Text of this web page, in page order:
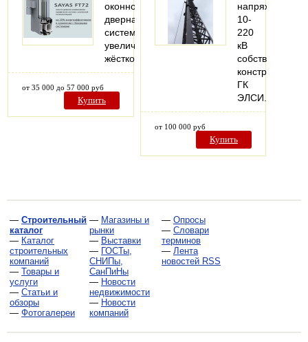
оконно-
дверная
система
увеличенной
жёсткости.
от 35 000 до 57 000 руб
Купить
напряжением
10-
220
кВ
собственной
конструкции
ГК
ЭЛСИ.
от 100 000 руб
Купить
— Строительный
каталог
— Каталог
строительных
компаний
— Товары и
услуги
— Статьи и
обзоры
— Фотогалереи
— Магазины и
рынки
— Выставки
— ГОСТы,
СНИПы,
СанПиНы
— Новости
недвижимости
— Новости
компаний
— Опросы
— Словари
терминов
— Лента
новостей RSS